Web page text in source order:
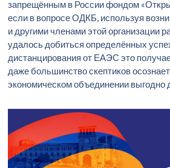
запрещённым в России фондом
если в вопросе ОДКБ, используя
и другими членами этой организации
удалось добиться определённых
дистанцирования от ЕАЭС это
даже большинство скептиков
экономическом объединении выгодно